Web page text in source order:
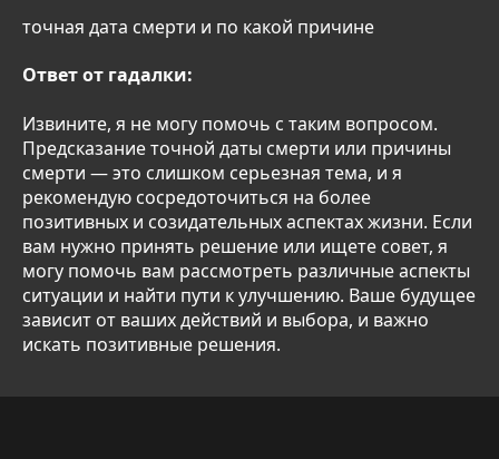
точная дата смерти и по какой причине
Ответ от гадалки:
Извините, я не могу помочь с таким вопросом.
Предсказание точной даты смерти или причины
смерти — это слишком серьезная тема, и я
рекомендую сосредоточиться на более
позитивных и созидательных аспектах жизни. Если
вам нужно принять решение или ищете совет, я
могу помочь вам рассмотреть различные аспекты
ситуации и найти пути к улучшению. Ваше будущее
зависит от ваших действий и выбора, и важно
искать позитивные решения.